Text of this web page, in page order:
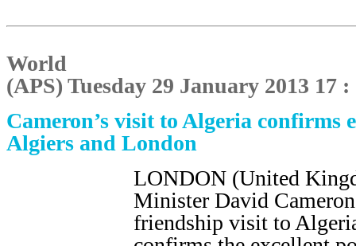
World
(APS) Tuesday 29 January 2013 17 :
Cameron’s visit to Algeria confirms
Algiers and London
LONDON (United
Minister David
friendship visit to